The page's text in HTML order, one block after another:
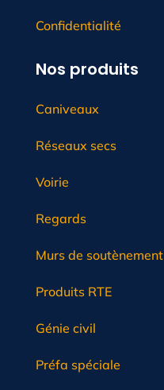
Confidentialité
Nos produits
Caniveaux
Réseaux secs
Voirie
Regards
Murs de soutènement
Produits RTE
Génie civil
Préfa spéciale